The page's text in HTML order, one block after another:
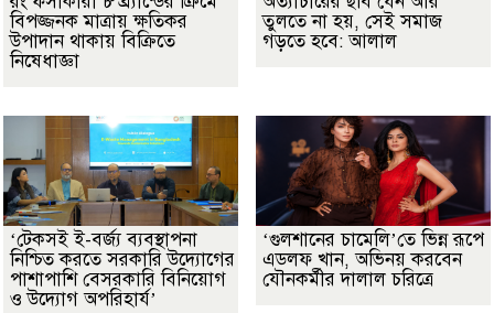
বিপজ্জনক মাত্রায় ক্ষতিকর
উপাদান থাকায় বিক্রিতে
নিষেধাজ্ঞা
তুলতে না হয়, সেই সমাজ
গড়তে হবে: আলাল
‘টেকসই ই-বর্জ্য ব্যবস্থাপনা
নিশ্চিত করতে সরকারি উদ্যোগের
পাশাপাশি বেসরকারি বিনিয়োগ
ও উদ্যোগ অপরিহার্য’
‘গুলশানের চামেলি’তে ভিন্ন রূপে
এডলফ খান, অভিনয় করবেন
যৌনকর্মীর দালাল চরিত্রে